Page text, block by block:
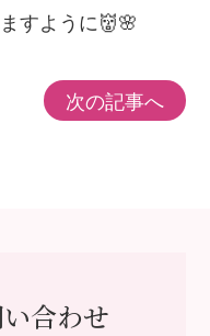
すように👹🌸
次の記事へ
合わせ